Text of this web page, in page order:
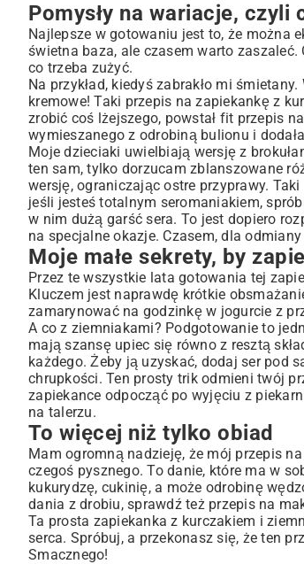
Pomysły na wariacje,
Najlepsze w gotowaniu jest to, że można
świetna baza, ale czasem warto
co trzeba zużyć.
Na przykład, kiedyś zabrakło mi
kremowe! Taki przepis na zapiekankę z
zrobić coś lżejszego, powstał fit przepis
wymieszanego z odrobiną bulionu i
Moje dzieciaki uwielbiają wersję z
ten sam, tylko dorzucam zblanszowane
wersję, ograniczając ostre przyprawy.
jeśli jesteś totalnym seromaniakiem,
w nim dużą garść sera. To jest dopiero
na specjalne okazje. Czasem, dla
Moje małe sekrety, by
Przez te wszystkie lata gotowania tej
Kluczem jest naprawdę krótkie
zamarynować na godzinkę w jogurcie z
A co z ziemniakami? Podgotowanie to
mają szansę upiec się równo z resztą
każdego. Żeby ją uzyskać, dodaj ser pod
chrupkości. Ten prosty trik odmieni twój
zapiekance odpocząć po wyjęciu z
na talerzu.
To więcej niż tylko obiad
Mam ogromną nadzieję, że mój przepis
czegoś pysznego. To danie, które ma w
kukurydzę, cukinię, a może odrobinę
dania z drobiu, sprawdź też przepis na
Ta prosta zapiekanka z kurczakiem i
serca. Spróbuj, a przekonasz się, że ten
Smacznego!